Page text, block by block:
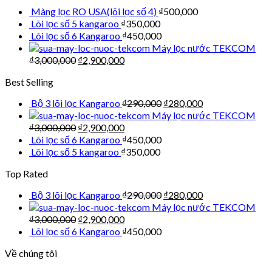
Màng lọc RO USA(lõi lọc số 4) ₫500,000
Lõi lọc số 5 kangaroo ₫350,000
Lõi lọc số 6 Kangaroo ₫450,000
Máy lọc nước TEKCOM
₫3,000,000 ₫2,900,000
Best Selling
Bộ 3 lõi lọc Kangaroo₫290,000 ₫280,000
Máy lọc nước TEKCOM
₫3,000,000 ₫2,900,000
Lõi lọc số 6 Kangaroo ₫450,000
Lõi lọc số 5 kangaroo ₫350,000
Top Rated
Bộ 3 lõi lọc Kangaroo₫290,000 ₫280,000
Máy lọc nước TEKCOM
₫3,000,000 ₫2,900,000
Lõi lọc số 6 Kangaroo ₫450,000
Về chúng tôi